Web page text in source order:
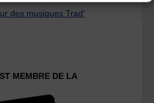
des musiques Trad'
MEMBRE DE LA